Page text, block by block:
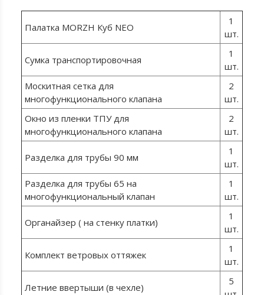
Палатка MORZH Куб NEO
1
шт.
Сумка транспортировочная
1
шт.
Москитная сетка для
многофункционального клапана
2
шт.
Окно из пленки ТПУ для
многофункционального клапана
2
шт.
Разделка для трубы 90 мм
1
шт.
Разделка для трубы 65 на
многофункциональный клапан
1
шт.
Органайзер ( на стенку платки)
1
шт.
Комплект ветровых оттяжек
1
шт.
Летние ввертыши (в чехле)
5